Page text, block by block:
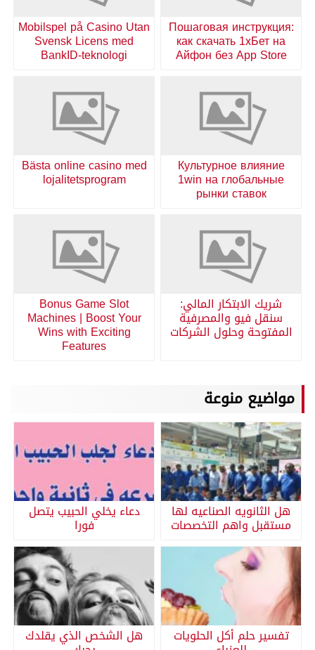
Пошаговая инструкция:
как скачать 1хБет на
Айфон без App Store
Mobilspel på Casino Utan
Svensk Licens med
BankID-teknologi
Культурное влияние
1win на глобальные
рынки ставок
Bästa online casino med
lojalitetsprogram
شريك الابتكار المالي:
سنقل فيو والمصرفية
المفتوحة وحلول الشركات
Bonus Game Slot
Machines | Boost Your
Wins with Exciting
Features
مواضيع منوعة
هل الثانويه الصناعيه لها
مستقبل واهم التخصصات
دعاء يخلي الحبيب يتصل
فورا
تفسير حلم أكل الحلويات هل الشخص الذي يقلدك